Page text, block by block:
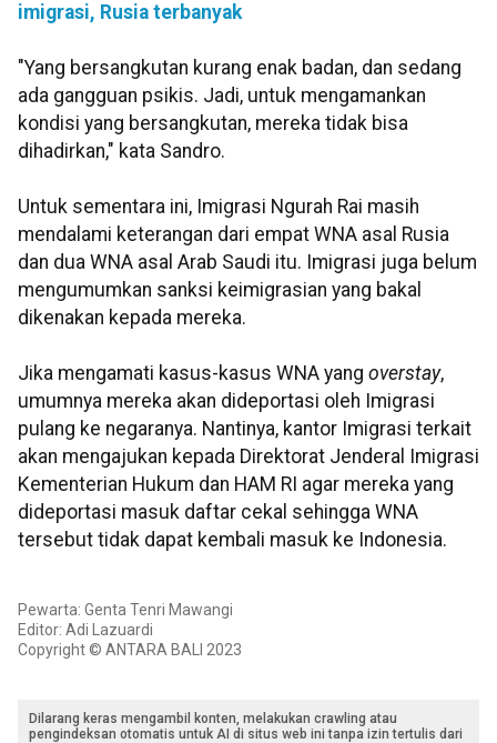
imigrasi, Rusia terbanyak
"Yang bersangkutan kurang enak badan, dan sedang
ada gangguan psikis. Jadi, untuk mengamankan
kondisi yang bersangkutan, mereka tidak bisa
dihadirkan," kata Sandro.
Untuk sementara ini, Imigrasi Ngurah Rai masih
mendalami keterangan dari empat WNA asal Rusia
dan dua WNA asal Arab Saudi itu. Imigrasi juga belum
mengumumkan sanksi keimigrasian yang bakal
dikenakan kepada mereka.
Jika mengamati kasus-kasus WNA yang overstay,
umumnya mereka akan dideportasi oleh Imigrasi
pulang ke negaranya. Nantinya, kantor Imigrasi terkait
akan mengajukan kepada Direktorat Jenderal Imigrasi
Kementerian Hukum dan HAM RI agar mereka yang
dideportasi masuk daftar cekal sehingga WNA
tersebut tidak dapat kembali masuk ke Indonesia.
Pewarta: Genta Tenri Mawangi
Editor: Adi Lazuardi
Copyright © ANTARA BALI 2023
Dilarang keras mengambil konten, melakukan crawling atau
pengindeksan otomatis untuk AI di situs web ini tanpa izin tertulis dari